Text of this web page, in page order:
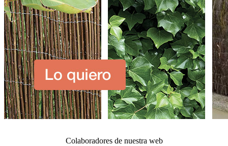
Colaboradores de nuestra web